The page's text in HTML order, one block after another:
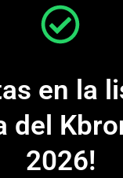
en la
del
2026!